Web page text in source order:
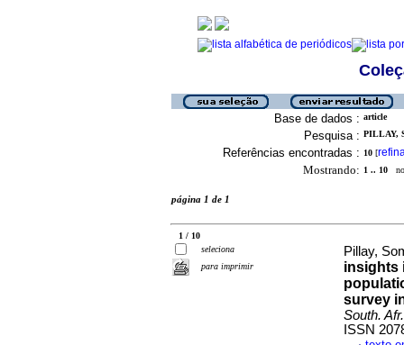
Base de dados : article
Pesquisa : PILLAY,
Referências encontradas : 10 [
Mostrando: 1 .. 10
página 1 de 1
1 / 10
seleciona
para imprimir
Pillay,
insights
survey
South.
ISSN